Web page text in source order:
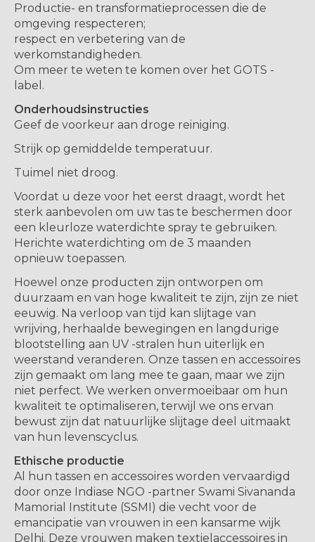
Productie- en transformatieprocessen die de
omgeving respecteren;
respect en verbetering van de
werkomstandigheden.
Om meer te weten te komen over het GOTS -
label.
Onderhoudsinstructies
Geef de voorkeur aan droge reiniging.
Strijk op gemiddelde temperatuur.
Tuimel niet droog.
Voordat u deze voor het eerst draagt, wordt het
sterk aanbevolen om uw tas te beschermen door
een kleurloze waterdichte spray te gebruiken.
Herichte waterdichting om de 3 maanden
opnieuw toepassen.
Hoewel onze producten zijn ontworpen om
duurzaam en van hoge kwaliteit te zijn, zijn ze niet
eeuwig. Na verloop van tijd kan slijtage van
wrijving, herhaalde bewegingen en langdurige
blootstelling aan UV -stralen hun uiterlijk en
weerstand veranderen. Onze tassen en accessoires
zijn gemaakt om lang mee te gaan, maar we zijn
niet perfect. We werken onvermoeibaar om hun
kwaliteit te optimaliseren, terwijl we ons ervan
bewust zijn dat natuurlijke slijtage deel uitmaakt
van hun levenscyclus.
Ethische productie
Al hun tassen en accessoires worden vervaardigd
door onze Indiase NGO -partner Swami Sivananda
Mamorial Institute (SSMI) die vecht voor de
emancipatie van vrouwen in een kansarme wijk
Delhi. Deze vrouwen maken textielaccessoires in